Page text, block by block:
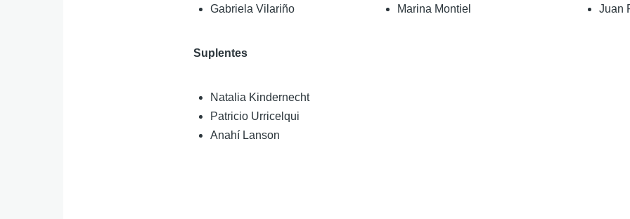
Gabriela Vilariño
Suplentes
Natalia Kindernecht
Patricio Urricelqui
Anahí Lanson
Marina Montiel
Juan